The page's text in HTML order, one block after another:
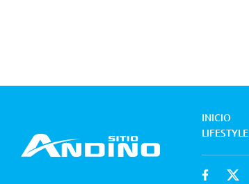
INICIO
LIFESTYLE